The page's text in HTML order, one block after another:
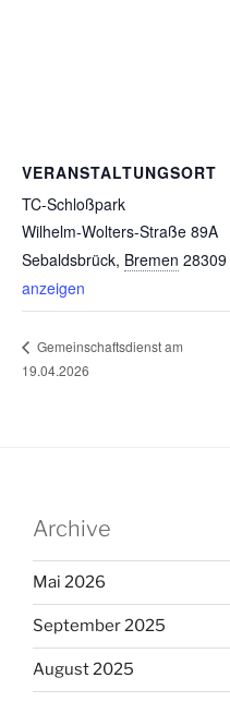
VERANSTALTUNGSORT
TC-Schloßpark
Wilhelm-Wolters-Straße 89A
Sebaldsbrück, Bremen 28309
anzeigen
Gemeinschaftsdienst am
19.04.2026
Archive
Mai 2026
September 2025
August 2025